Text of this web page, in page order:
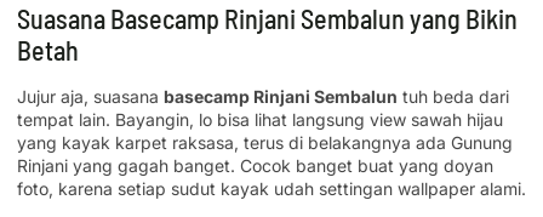
Suasana Basecamp Rinjani Sembalun yang Bikin
Betah
Jujur aja, suasana basecamp Rinjani Sembalun tuh beda dari
tempat lain. Bayangin, lo bisa lihat langsung view sawah hijau
yang kayak karpet raksasa, terus di belakangnya ada Gunung
Rinjani yang gagah banget. Cocok banget buat yang doyan
foto, karena setiap sudut kayak udah settingan wallpaper alami.